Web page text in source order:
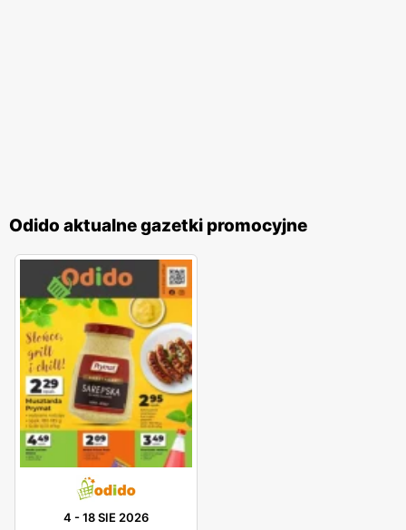
Odido aktualne gazetki promocyjne
4 -18 SIE 2026